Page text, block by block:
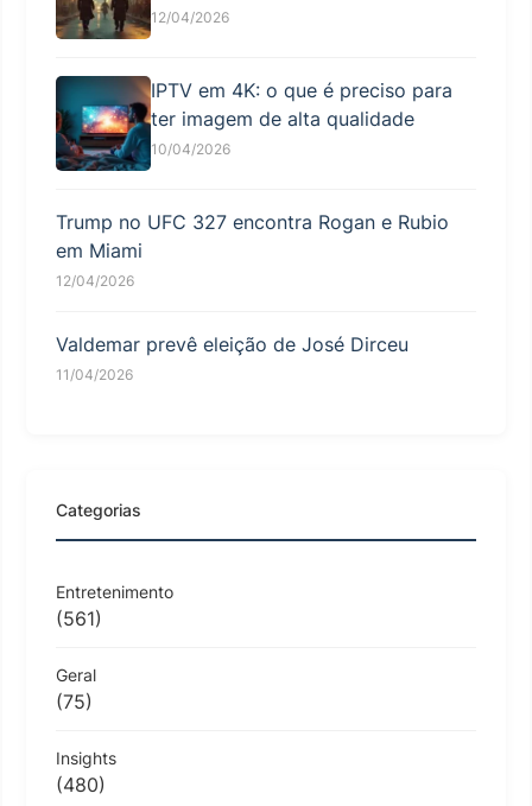
12/04/2026
IPTV em 4K: o que é preciso para
ter imagem de alta qualidade
10/04/2026
Trump no UFC 327 encontra Rogan e Rubio
em Miami
12/04/2026
Valdemar prevê eleição de José Dirceu
11/04/2026
Categorias
Entretenimento
(561)
Geral
(75)
Insights
(480)